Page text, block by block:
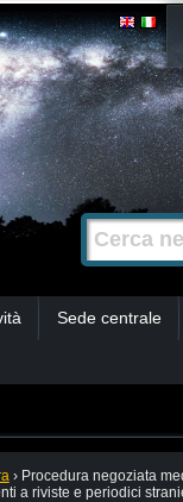
Cerca nel
Sede centrale
› Procedura negoziata
a riviste e periodici